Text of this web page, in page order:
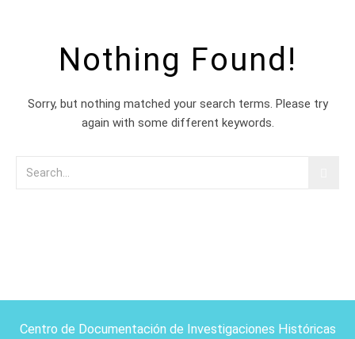
Nothing Found!
Sorry, but nothing matched your search terms. Please try
again with some different keywords.
Centro de Documentación de Investigaciones Históricas